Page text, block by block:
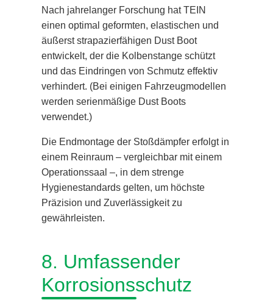
Nach jahrelanger Forschung hat TEIN
einen optimal geformten, elastischen und
äußerst strapazierfähigen Dust Boot
entwickelt, der die Kolbenstange schützt
und das Eindringen von Schmutz effektiv
verhindert. (Bei einigen Fahrzeugmodellen
werden serienmäßige Dust Boots
verwendet.)
Die Endmontage der Stoßdämpfer erfolgt in
einem Reinraum – vergleichbar mit einem
Operationssaal –, in dem strenge
Hygienestandards gelten, um höchste
Präzision und Zuverlässigkeit zu
gewährleisten.
8. Umfassender
Korrosionsschutz